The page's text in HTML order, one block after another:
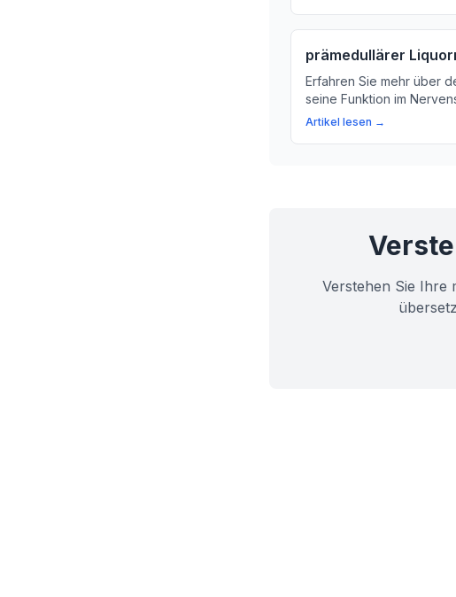
prämedullärer
Erfahren Sie mehr über
seine Funktion im
die Bedeutung von
Artikel lesen →
Verstehen Sie Ihre